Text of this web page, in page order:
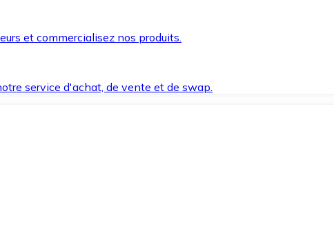
et commercialisez nos produits.
service d'achat, de vente et de swap.